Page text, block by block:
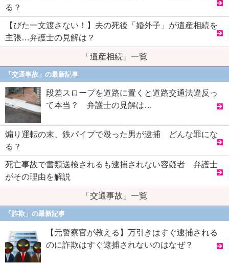
る？
【びた一文渡さない！】夫の死後「婚外子」が遺産相続を
主張…弁護士の見解は？
「遺産相続」一覧
「交通事故」の最新記事
段差スロープを道路に置くと道路交通法違反っ
て本当？ 弁護士の見解は…
煽り運転の末、鉄パイプで殴った男が逮捕 どんな罪にな
る？
死亡事故で書類送検されるも逮捕されない容疑者 弁護士
がその理由を解説
「交通事故」一覧
「詐欺」の最新記事
【元警察官が教える】万引きはすぐ逮捕される
のに詐欺はすぐ逮捕されないのはなぜ？